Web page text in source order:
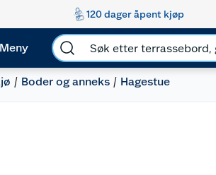
120 dager åpent kjøp
Meny
Boder og anneks Hagestue